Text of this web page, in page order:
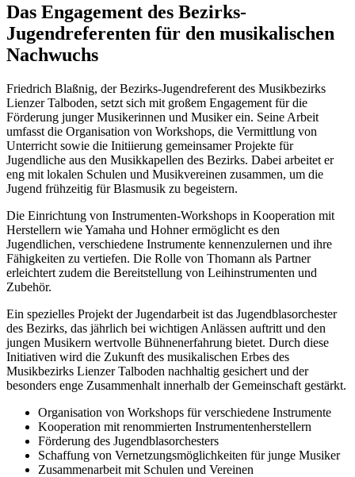
Das Engagement des Bezirks-
Jugendreferenten für den musikalischen
Nachwuchs
Friedrich Blaßnig, der Bezirks-Jugendreferent des Musikbezirks
Lienzer Talboden, setzt sich mit großem Engagement für die
Förderung junger Musikerinnen und Musiker ein. Seine Arbeit
umfasst die Organisation von Workshops, die Vermittlung von
Unterricht sowie die Initiierung gemeinsamer Projekte für
Jugendliche aus den Musikkapellen des Bezirks. Dabei arbeitet er
eng mit lokalen Schulen und Musikvereinen zusammen, um die
Jugend frühzeitig für Blasmusik zu begeistern.
Die Einrichtung von Instrumenten-Workshops in Kooperation mit
Herstellern wie Yamaha und Hohner ermöglicht es den
Jugendlichen, verschiedene Instrumente kennenzulernen und ihre
Fähigkeiten zu vertiefen. Die Rolle von Thomann als Partner
erleichtert zudem die Bereitstellung von Leihinstrumenten und
Zubehör.
Ein spezielles Projekt der Jugendarbeit ist das Jugendblasorchester
des Bezirks, das jährlich bei wichtigen Anlässen auftritt und den
jungen Musikern wertvolle Bühnenerfahrung bietet. Durch diese
Initiativen wird die Zukunft des musikalischen Erbes des
Musikbezirks Lienzer Talboden nachhaltig gesichert und der
besonders enge Zusammenhalt innerhalb der Gemeinschaft gestärkt.
Organisation von Workshops für verschiedene Instrumente
Kooperation mit renommierten Instrumentenherstellern
Förderung des Jugendblasorchesters
Schaffung von Vernetzungsmöglichkeiten für junge Musiker
Zusammenarbeit mit Schulen und Vereinen